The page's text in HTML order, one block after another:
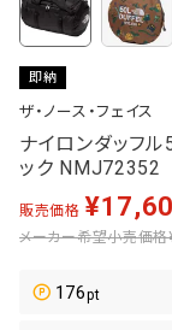
即納
ザ・ノース・フェイス
ナイロンダッフ
ック NMJ72352
販売価格 ¥
メーカー希望小売価格
176